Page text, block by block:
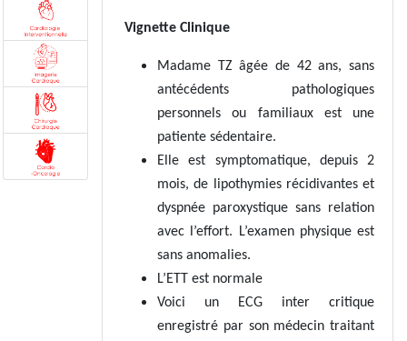
Vignette Clinique
Madame TZ âgée de 42 ans, sans
antécédents pathologiques
personnels ou familiaux est une
patiente sédentaire.
Elle est symptomatique, depuis 2
mois, de lipothymies récidivantes et
dyspnée paroxystique sans relation
avec l’effort. L’examen physique est
sans anomalies.
L’ETT est normale
Voici un ECG inter critique
enregistré par son médecin traitant